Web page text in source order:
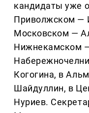
кандидаты уже
Приволжском —
Московском —
Нижнекамском
Когогина, в
Шайдуллин, в
Нуриев.